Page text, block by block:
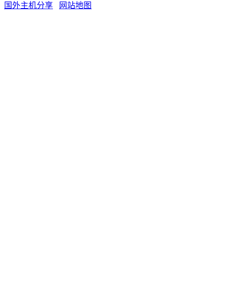
国外主机分享 网站地图